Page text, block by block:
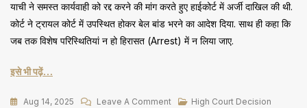
याची ने समस्त कार्यवाही को रद्द करने की मांग करते हुए हाईकोर्ट में अर्जी दाखिल की थी.
कोर्ट ने ट्रायल कोर्ट में उपस्थित होकर बेल बांड भरने का आदेश दिया. साथ ही कहा कि
जब तक विशेष परिस्थितियां न हो हिरासत (Arrest) में न लिया जाए.
इसे भी पढ़ें…
Aug 14, 2025 Leave A CommentOn
High Court Decision